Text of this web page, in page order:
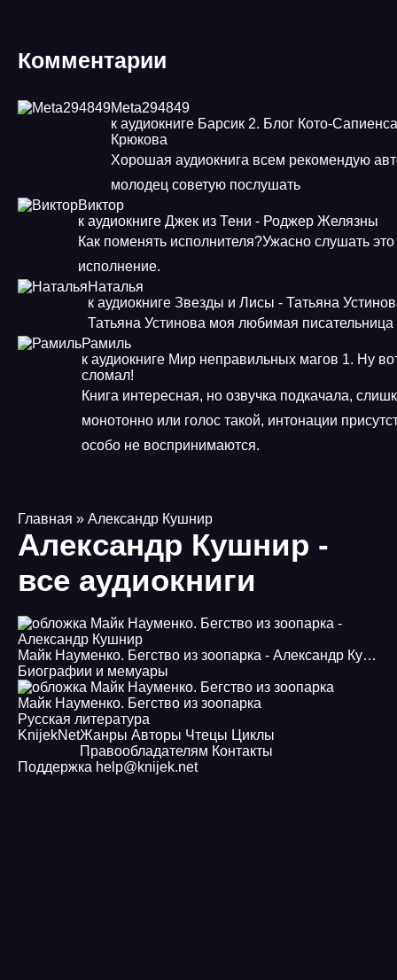
Комментарии
Meta294849
к аудиокниге Барсик 2. Блог Кото-
Крюкова
Хорошая аудиокнига всем рекомендую
молодец советую послушать
Виктор
к аудиокниге Джек из Тени - Роджер Желязны
Как поменять исполнителя?Ужасно слушать это
исполнение.
Наталья
к аудиокниге Звезды и Лисы - Татьяна
Татьяна Устинова моя любимая писательница
Рамиль
к аудиокниге Мир неправильных магов 1. Ну
сломал!
Книга интересная, но озвучка подкачала,
монотонно или голос такой, интонации
особо не воспринимаются.
Главная » Александр Кушнир
Александр Кушнир -
все аудиокниги
Майк Науменко. Бегство из зоопарка - Александр Кушнир
Биографии и мемуары
Майк Науменко. Бегство из зоопарка
Русская литература
KnijekNetЖанры Авторы Чтецы Циклы
Правообладателям Контакты
Поддержка help@knijek.net